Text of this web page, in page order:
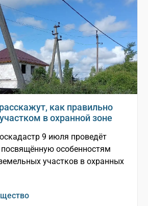
как правильно
в охранной зоне
9 июля проведёт
особенностям
участков в охранных